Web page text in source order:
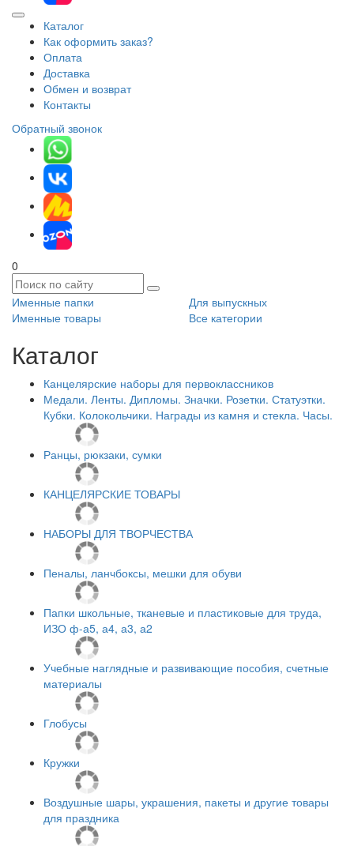
Каталог
Как оформить заказ?
Оплата
Доставка
Обмен и возврат
Контакты
Обратный звонок
0
Именные папки
Для выпускных
Именные товары
Все категории
Каталог
Канцелярские наборы для первоклассников
Медали. Ленты. Дипломы. Значки. Розетки. Статуэтки.
Кубки. Колокольчики. Награды из камня и стекла. Часы.
Ранцы, рюкзаки, сумки
КАНЦЕЛЯРСКИЕ ТОВАРЫ
НАБОРЫ ДЛЯ ТВОРЧЕСТВА
Пеналы, ланчбоксы, мешки для обуви
Папки школьные, тканевые и пластиковые для труда,
ИЗО ф-а5, а4, а3, а2
Учебные наглядные и развивающие пособия, счетные
материалы
Глобусы
Кружки
Воздушные шары, украшения, пакеты и другие товары
для праздника